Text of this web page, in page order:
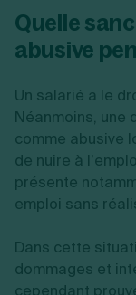
Quelle
abusive
Un salarié a le
Néanmoins, une
comme abusive
de nuire à
présente
emploi sans
Dans cette
dommages et
cependant